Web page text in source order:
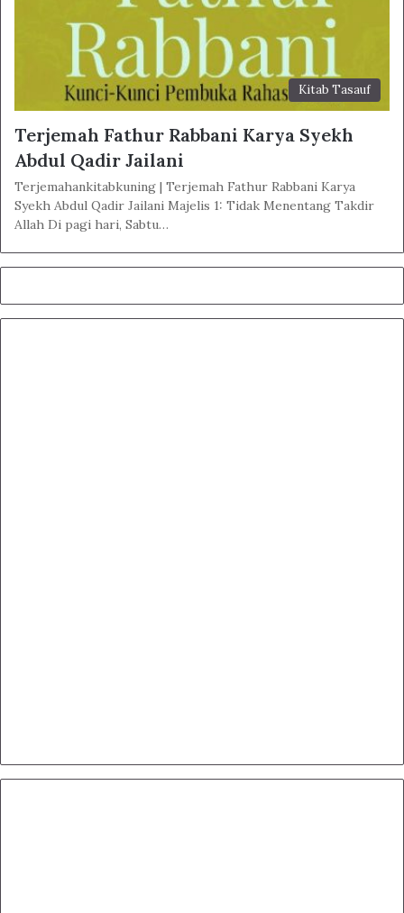
Kitab Tasauf
Terjemah Fathur Rabbani Karya Syekh
Abdul Qadir Jailani
Terjemahankitabkuning | Terjemah Fathur Rabbani Karya
Syekh Abdul Qadir Jailani Majelis 1: Tidak Menentang Takdir
Allah Di pagi hari, Sabtu…